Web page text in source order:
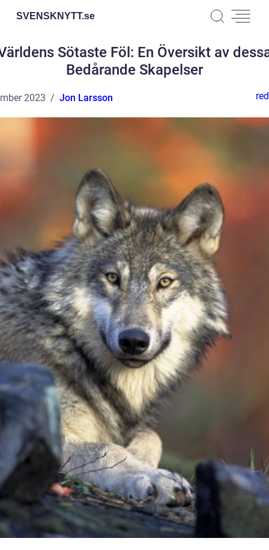
SVENSKNYTT.se
Sötaste Föl: En Översikt av
Bedårande Skapelser
2023 Jon Larsson